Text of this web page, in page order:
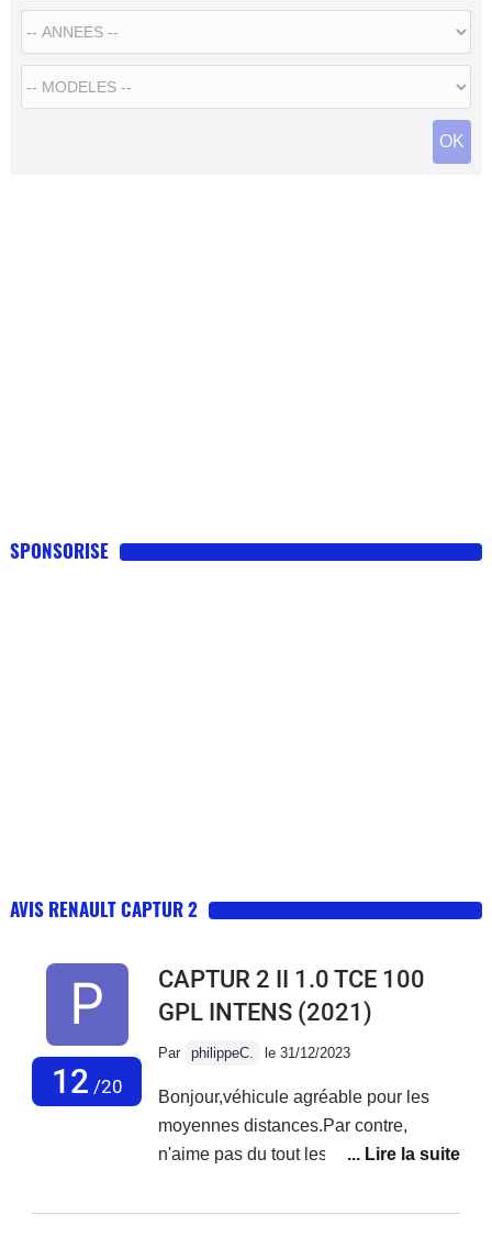
SPONSORISE
AVIS RENAULT CAPTUR 2
12 /20
CAPTUR 2 II 1.0 TCE 100
GPL INTENS (2021)
Par philippeC. le 31/12/2023
Bonjour,véhicule agréable pour les
moyennes distances.Par contre,
n'aime pas du tout les dos
ville.11l en GPL et 10 l en